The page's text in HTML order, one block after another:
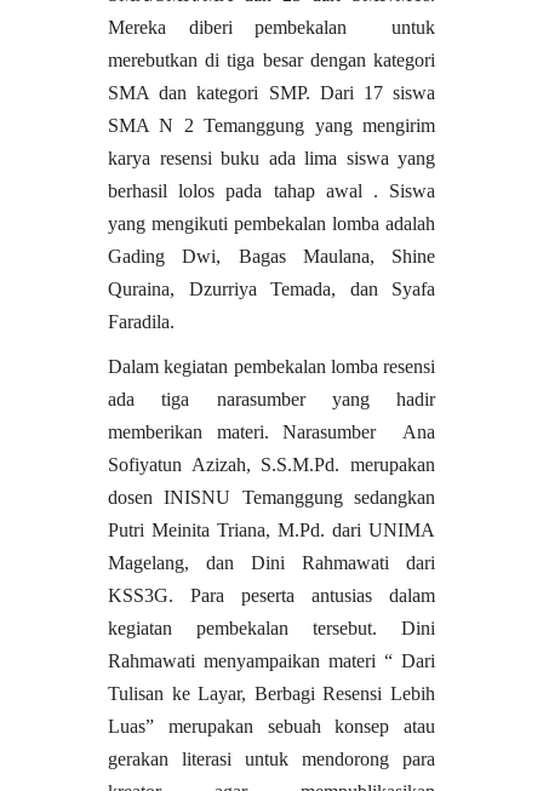
Mereka diberi pembekalan untuk
merebutkan di tiga besar dengan kategori
SMA dan kategori SMP. Dari 17 siswa
SMA N 2 Temanggung yang mengirim
karya resensi buku ada lima siswa yang
berhasil lolos pada tahap awal . Siswa
yang mengikuti pembekalan lomba adalah
Gading Dwi, Bagas Maulana, Shine
Quraina, Dzurriya Temada, dan Syafa
Faradila.
Dalam kegiatan pembekalan lomba resensi
ada tiga narasumber yang hadir
memberikan materi. Narasumber Ana
Sofiyatun Azizah, S.S.M.Pd. merupakan
dosen INISNU Temanggung sedangkan
Putri Meinita Triana, M.Pd. dari UNIMA
Magelang, dan Dini Rahmawati dari
KSS3G. Para peserta antusias dalam
kegiatan pembekalan tersebut. Dini
Rahmawati menyampaikan materi “ Dari
Tulisan ke Layar, Berbagi Resensi Lebih
Luas” merupakan sebuah konsep atau
gerakan literasi untuk mendorong para